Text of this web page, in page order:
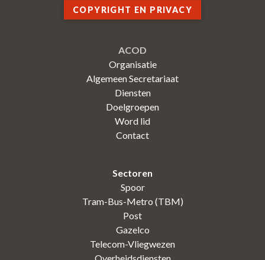
COPYRIGHT EN PRIVACY
ACOD
Organisatie
Algemeen Secretariaat
Diensten
Doelgroepen
Word lid
Contact
Sectoren
Spoor
Tram-Bus-Metro (TBM)
Post
Gazelco
Telecom-Vliegwezen